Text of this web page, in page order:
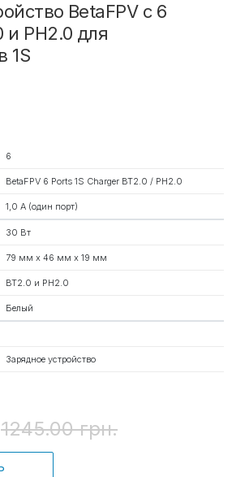
BetaFPV с 6
и PH2.0 для
1S
6
BetaFPV 6 Ports 1S Charger BT2.0 / PH2.0
1,0 А (один порт)
30 Вт
79 мм x 46 мм x 19 мм
BT2.0 и PH2.0
Белый
Зарядное устройство
1245.00 грн.